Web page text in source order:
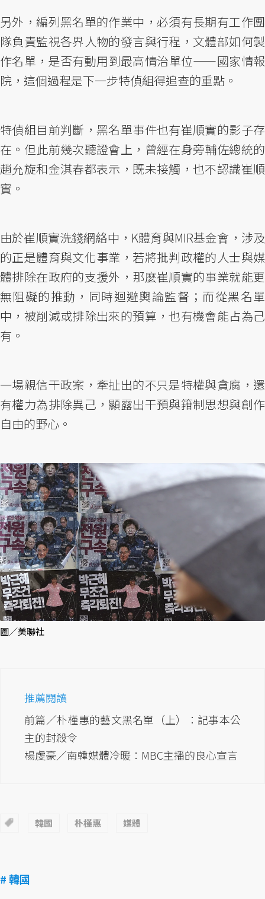
另外，編列黑名單的作業中，必須有長期有工作團
隊負責監視各界人物的發言與行程，文體部如何製
作名單，是否有動用到最高情治單位——國家情報
院，這個過程是下一步特偵組得追查的重點。
特偵組目前判斷，黑名單事件也有崔順實的影子存
在。但此前幾次聽證會上，曾經在身旁輔佐總統的
趙允旋和金淇春都表示，既未接觸，也不認識崔順
實。
由於崔順實洗錢網絡中，K體育與MIR基金會，涉及
的正是體育與文化事業，若將批判政權的人士與媒
體排除在政府的支援外，那麼崔順實的事業就能更
無阻礙的推動，同時迴避輿論監督；而從黑名單
中，被削減或排除出來的預算，也有機會能占為己
有。
一場親信干政案，牽扯出的不只是特權與貪腐，還
有權力為排除異己，顯露出干預與箝制思想與創作
自由的野心。
圖／美聯社
推薦閱讀
前篇／朴槿惠的藝文黑名單（上）：記事本公
主的封殺令
楊虔豪／南韓媒體冷暖：MBC主播的良心宣言
韓國 朴槿惠 媒體
# 韓國